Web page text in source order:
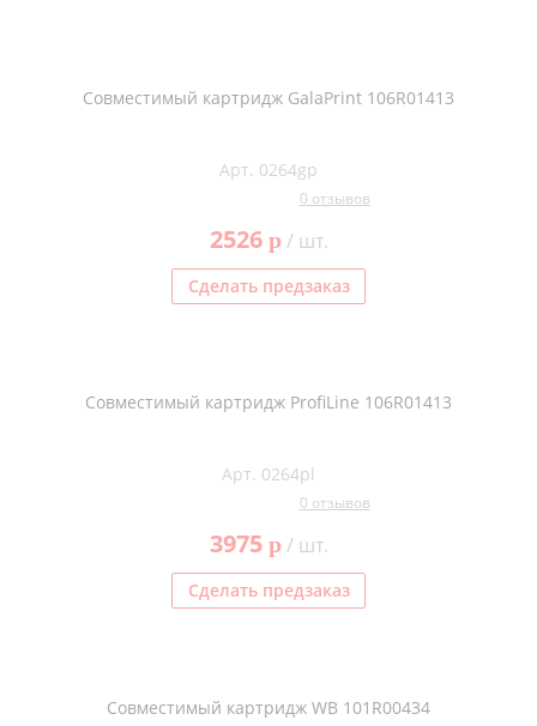
Совместимый картридж GalaPrint 106R01413
Арт. 0264gp
0 отзывов
2526 p/ шт.
Сделать предзаказ
Совместимый картридж ProfiLine 106R01413
Арт. 0264pl
0 отзывов
3975 p/ шт.
Сделать предзаказ
Совместимый картридж WB 101R00434